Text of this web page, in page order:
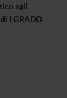
agli
I GRADO